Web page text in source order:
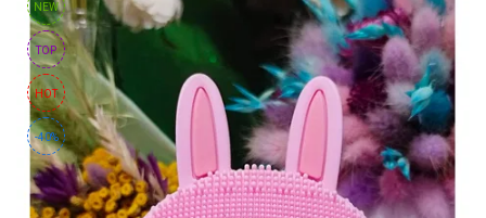
NEW
TOP
HOT
-40%